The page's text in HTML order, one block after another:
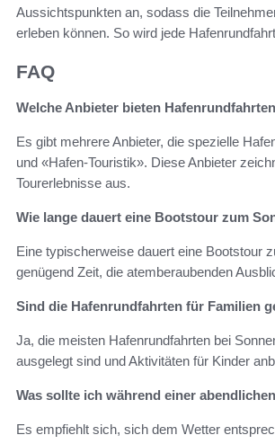
Aussichtspunkten an, sodass die
erleben können. So wird jede
FAQ
Welche Anbieter bieten
Es gibt mehrere Anbieter, die spezielle
und «Hafen-Touristik». Diese Anbieter
Tourerlebnisse aus.
Wie lange dauert eine Bootstour zum
Eine typischerweise dauert eine Bootstour
genügend Zeit, die atemberaubenden
Sind die Hafenrundfahrten für Familien
Ja, die meisten Hafenrundfahrten bei
ausgelegt sind und Aktivitäten für Kinder
Was sollte ich während einer
Es empfiehlt sich, sich dem Wetter